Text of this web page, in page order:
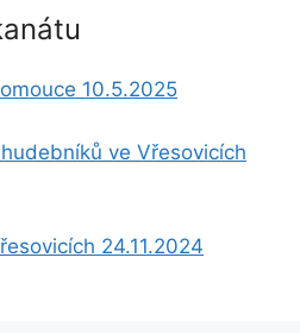
10.5.2025
ve Vřesovicích
24.11.2024